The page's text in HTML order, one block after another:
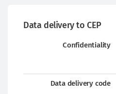
Data delivery to CEP
Confidentiality
Data delivery code